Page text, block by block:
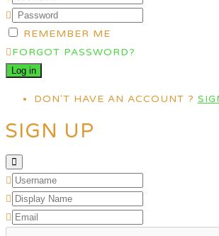
REMEMBER ME
FORGOT PASSWORD?
DON'T HAVE AN ACCOUNT ?
SIGN UP